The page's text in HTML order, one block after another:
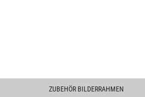
ZUBEHÖR BILDERRAHMEN